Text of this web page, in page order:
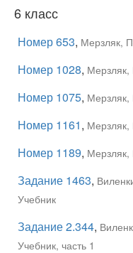
6 класс
Номер 653, Мерзляк,
Номер 1028, Мерзляк,
Номер 1075, Мерзляк,
Номер 1161, Мерзляк,
Номер 1189, Мерзляк,
Задание 1463,
Учебник
Задание 2.344,
Учебник, часть 1